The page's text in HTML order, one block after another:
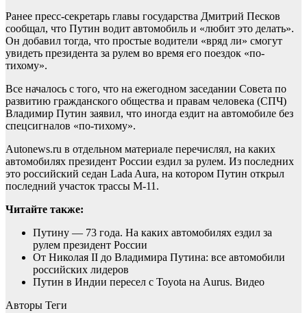
Ранее пресс-секретарь главы государства Дмитрий Песков
сообщал, что Путин водит автомобиль и «любит это делать».
Он добавил тогда, что простые водители «вряд ли» смогут
увидеть президента за рулем во время его поездок «по-
тихому».
Все началось с того, что на ежегодном заседании Совета по
развитию гражданского общества и правам человека (СПЧ)
Владимир Путин заявил, что иногда ездит на автомобиле без
спецсигналов «по-тихому».
Autonews.ru в отдельном материале перечислял, на каких
автомобилях президент России ездил за рулем. Из последних
это российский седан Lada Aura, на котором Путин открыл
последний участок трассы М-11.
Читайте также:
Путину — 73 года. На каких автомобилях ездил за
рулем президент России
От Николая II до Владимира Путина: все автомобили
российских лидеров
Путин в Индии пересел с Toyota на Aurus. Видео
Авторы Теги